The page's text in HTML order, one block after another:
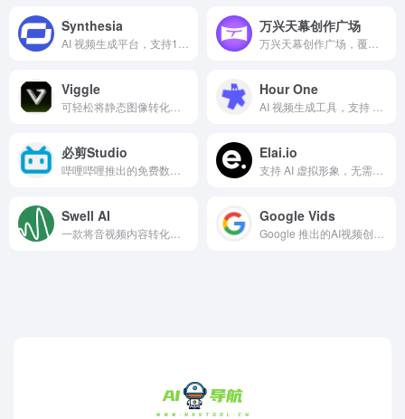
Synthesia 万兴天幕创作广场
Viggle Hour One
必剪Studio Elai.io
Swell AI Google Vids